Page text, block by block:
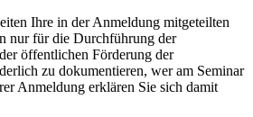
Ihre in der Anmeldung mitgeteilten
nur für die Durchführung der
öffentlichen Förderung der
zu dokumentieren, wer am Seminar
Anmeldung erklären Sie sich damit